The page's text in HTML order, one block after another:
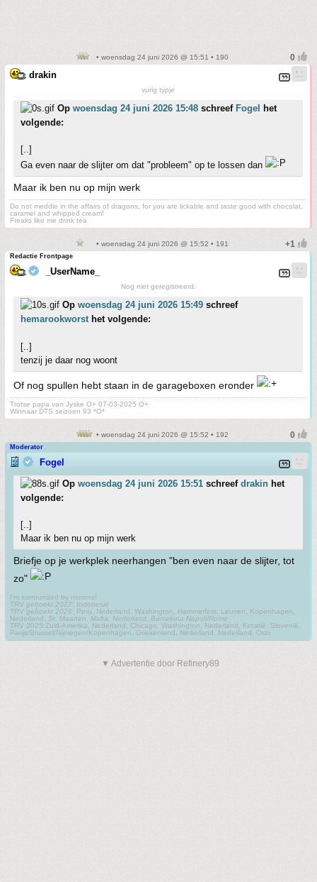
• woensdag 24 juni 2026 @ 15:51 • 190
drakin
vurig typje
Op woensdag 24 juni 2026 15:48 schreef Fogel
het
volgende:
[..]
Ga even naar de slijter om dat "probleem" op te lossen dan
Maar ik ben nu op mijn werk
Do not meddle in the affairs of dragons, for you are lickable and taste good with chocolat,
caramel and whipped cream!
Freaks like me drink tea
• woensdag 24 juni 2026 @ 15:52 • 191
Redactie Frontpage
_UserName_
Nog niet geregistreerd.
Op woensdag 24 juni 2026 15:49 schreef
hemarookworsthet volgende:
[..]
tenzij je daar nog woont
Of nog spullen hebt staan in de garageboxen eronder
Trotse papa van Jyske O+ 07-03-2025 O+
Winnaar DTS seizoen 93 *O*
• woensdag 24 juni 2026 @ 15:52 • 192
Moderator
Fogel
Op woensdag 24 juni 2026 15:51 schreef drakin het
volgende:
[..]
Maar ik ben nu op mijn werk
Briefje op je werkplek neerhangen "ben even naar de slijter, tot
zo"
I'm surrounded by morons!
TRV geboekt 2027: Indonesië
TRV geboekt 2026: Peru, Nederland, Washington, Hammerfest, Leuven, Kopenhagen,
Nederland, St. Maarten, Malta, Nederland, Barcelona-Napoli/Rome
TRV 2025:Zuid-Amerika, Nederland, Chicago, Washington, Nederland, Kroatië, Slovenië,
Parijs/Brussel/Nijmegen/Kopenhagen, Griekenland, Nederland, Nederland, Oslo
▼ Advertentie door Refinery89